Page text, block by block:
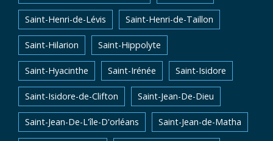
Saint-Henri-de-Lévis Saint-Henri-de-Taillon
Saint-Hilarion Saint-Hippolyte
Saint-Hyacinthe Saint-Irénée Saint-Isidore
Saint-Isidore-de-Clifton Saint-Jean-De-Dieu
Saint-Jean-De-L'île-D'orléans Saint-Jean-de-Matha